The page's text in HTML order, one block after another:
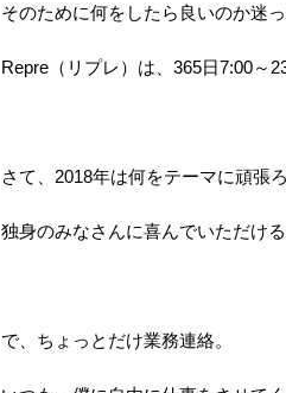
そのために何をしたら良いのか迷
Repre（リプレ）は、365日7:00～
さて、2018年は何をテーマに頑張
独身のみなさんに喜んでいただけ
で、ちょっとだけ業務連絡。